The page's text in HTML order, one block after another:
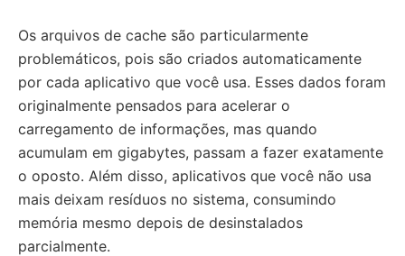
Os arquivos de cache são particularmente
problemáticos, pois são criados automaticamente
por cada aplicativo que você usa. Esses dados foram
originalmente pensados para acelerar o
carregamento de informações, mas quando
acumulam em gigabytes, passam a fazer exatamente
o oposto. Além disso, aplicativos que você não usa
mais deixam resíduos no sistema, consumindo
memória mesmo depois de desinstalados
parcialmente.